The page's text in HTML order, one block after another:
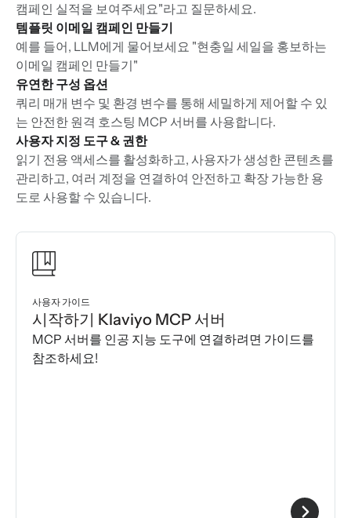
캠페인 실적을 보여주세요"라고 질문하세요.
템플릿 이메일 캠페인 만들기
예를 들어, LLM에게 물어보세요 "현충일 세일을 홍보하는
이메일 캠페인 만들기"
유연한 구성 옵션
쿼리 매개 변수 및 환경 변수를 통해 세밀하게 제어할 수 있
는 안전한 원격 호스팅 MCP 서버를 사용합니다.
사용자 지정 도구 & 권한
읽기 전용 액세스를 활성화하고, 사용자가 생성한 콘텐츠를
관리하고, 여러 계정을 연결하여 안전하고 확장 가능한 용
도로 사용할 수 있습니다.
사용자 가이드
시작하기 Klaviyo MCP 서버
MCP 서버를 인공 지능 도구에 연결하려면 가이드를
참조하세요!